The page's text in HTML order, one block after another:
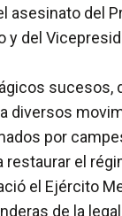
asesinato del
y del
sucesos,
diversos
por
restaurar el
el Ejército
de la